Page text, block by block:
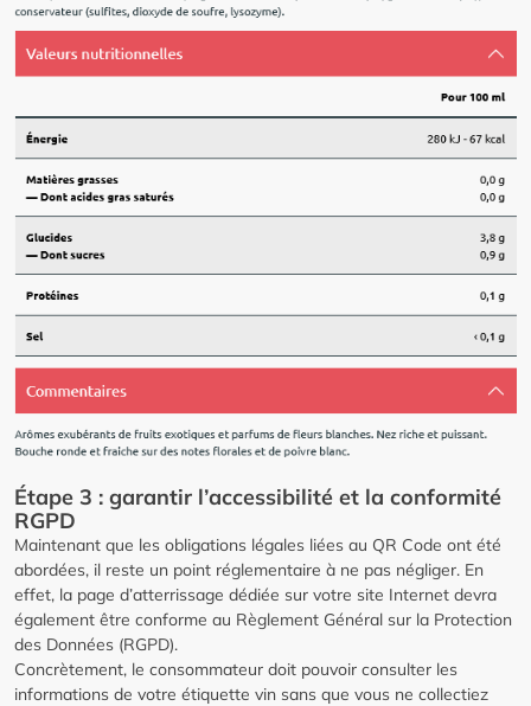
Étape 3 : garantir l’accessibilité et la conformité
RGPD
Maintenant que les obligations légales liées au QR Code ont été
abordées, il reste un point réglementaire à ne pas négliger. En
effet, la page d’atterrissage dédiée sur votre site Internet devra
également être conforme au Règlement Général sur la Protection
des Données (RGPD).
Concrètement, le consommateur doit pouvoir consulter les
informations de votre étiquette vin sans que vous ne collectiez